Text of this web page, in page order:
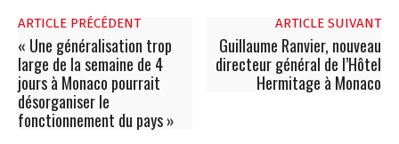
ARTICLE PRÉCÉDENT
« Une généralisation trop
large de la semaine de 4
jours à Monaco pourrait
désorganiser le
fonctionnement du pays »
ARTICLE SUIVANT
Guillaume Ranvier, nouveau
directeur général de l’Hôtel
Hermitage à Monaco